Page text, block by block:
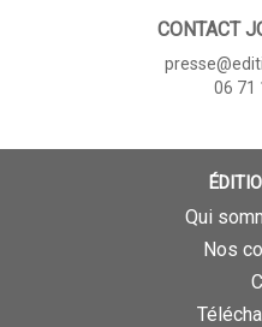
CONTACT
06 71
Qui
Nos